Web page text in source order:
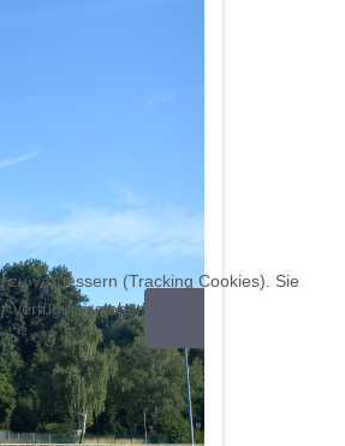
verbessern (Tracking Cookies). Sie
stehen.